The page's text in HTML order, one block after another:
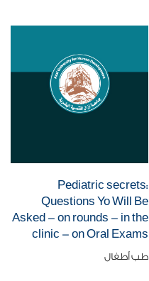
Pediatric secrets:
Questions Yo Will Be
Asked - on rounds - in the
clinic - on Oral Exams
طب أطفال